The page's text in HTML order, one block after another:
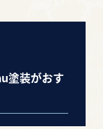
塗装がおす